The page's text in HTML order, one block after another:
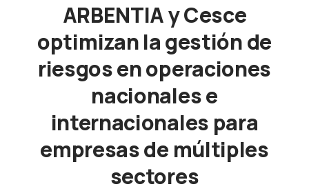
ARBENTIA y Cesce
optimizan la gestión de
riesgos en operaciones
nacionales e
internacionales para
empresas de múltiples
sectores